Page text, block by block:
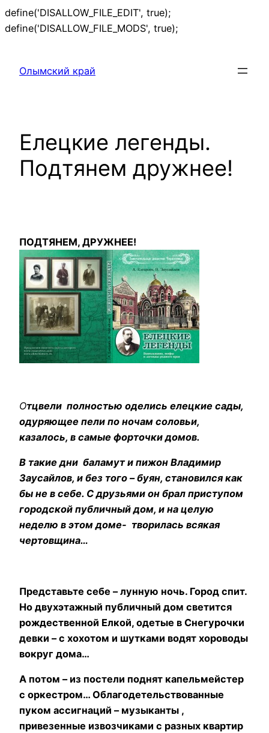
define('DISALLOW_FILE_EDIT', true);
define('DISALLOW_FILE_MODS', true);
Олымский край
Елецкие легенды.
Подтянем дружнее!
ПОДТЯНЕМ, ДРУЖНЕЕ!
Отцвели полностью оделись елецкие сады,
одуряющее пели по ночам соловьи,
казалось, в самые форточки домов.
В такие дни баламут и пижон Владимир
Заусайлов, и без того – буян, становился как
бы не в себе. С друзьями он брал приступом
городской публичный дом, и на целую
неделю в этом доме- творилась всякая
чертовщина…
Представьте себе – лунную ночь. Город спит.
Но двухэтажный публичный дом светится
рождественной Елкой, одетые в Снегурочки
девки – с хохотом и шутками водят хороводы
вокруг дома…
А потом – из постели поднят капельмейстер
с оркестром… Облагодетельствованные
пуком ассигнаций – музыканты ,
привезенные извозчиками с разных квартир